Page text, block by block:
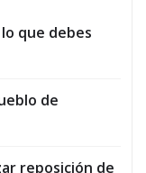
que debes
de
reposición de